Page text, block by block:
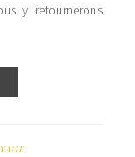
y retournerons